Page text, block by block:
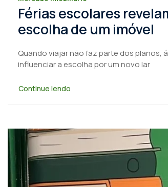
Férias escolares
escolha de um imóvel
Quando viajar não faz parte dos planos,
influenciar a escolha por um novo lar
Continue lendo